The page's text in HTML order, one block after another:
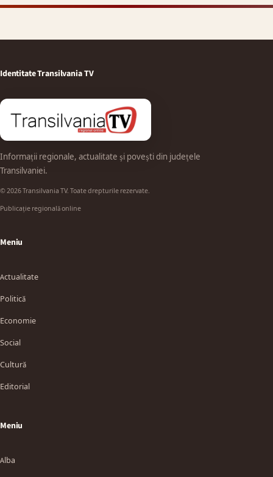
Identitate Transilvania TV
Informații regionale, actualitate și povești din județele
Transilvaniei.
© 2026 Transilvania TV. Toate drepturile rezervate.
Publicație regională online
Meniu
Actualitate
Politică
Economie
Social
Cultură
Editorial
Meniu
Alba